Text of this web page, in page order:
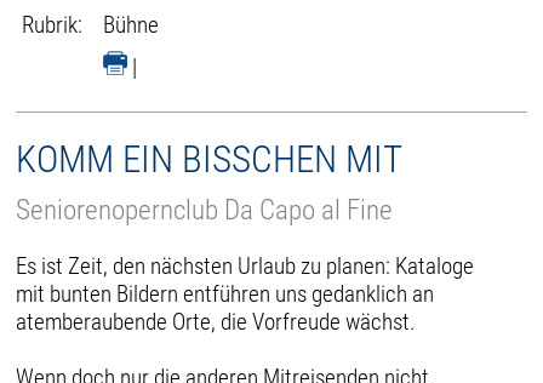
Rubrik:
Bühne
|
KOMM EIN BISSCHEN MIT
Seniorenopernclub Da Capo al Fine
Es ist Zeit, den nächsten Urlaub zu planen: Kataloge
mit bunten Bildern entführen uns gedanklich an
atemberaubende Orte, die Vorfreude wächst.
Wenn doch nur die anderen Mitreisenden nicht